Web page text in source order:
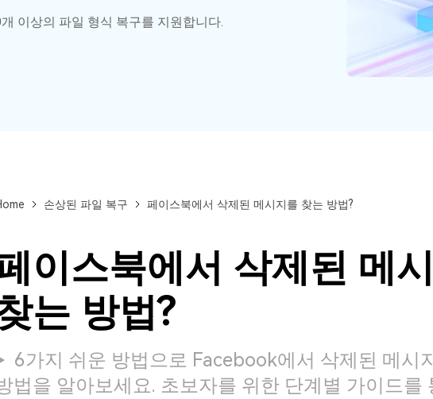
무료 올인원 온라인 PDF 도구 자녀 보
이상의 파일 형식 복구를 지원합니다.
손상된 파일 복구 페이스북에서 삭제된 메시지를 찾는 방법?
이스북에서 삭제된 메
는 방법?
6가지 쉬운 방법으로 Facebook에서 삭제된 메시
법을 알아보세요. 초보자를 위한 단계별 가이드를